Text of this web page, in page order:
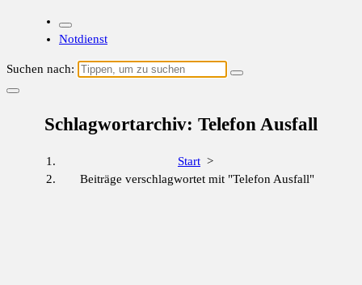
Notdienst
Suchen nach:
Schlagwortarchiv: Telefon Ausfall
Start >
Beiträge verschlagwortet mit "Telefon Ausfall"